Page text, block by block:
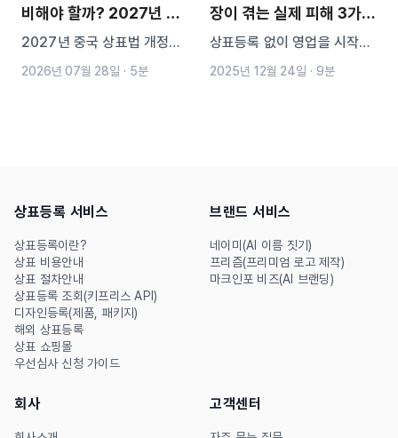
비해야 할까? 2027년 상
표법 개정 전 체크포인트
2027년 중국 상표법 개정을
앞두고 중국 상표등록을 지금
2026년 07월 28일 · 5분
장이 겪는 실제 피해 3가지
와 대응방법
상표등록 없이 영업을 시작하
면 어떤 일이 생길까요? 상표
2025년 12월 24일 · 9분
상표등록 서비스
상표등록이란?
상표 비용안내
상표 절차안내
상표등록 조회(키프리스 API)
디자인등록(제품, 패키지)
해외 상표등록
상표 쇼핑몰
우선심사 신청 가이드
브랜드 서비스
네이미(AI 이름 짓기)
프리즘(프리미엄 로고 제작)
마크인포 비즈(AI 브랜딩)
회사 고객센터